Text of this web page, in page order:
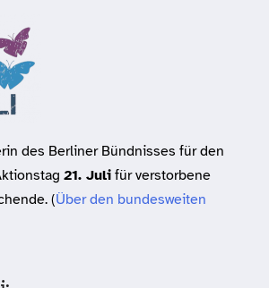
des Berliner Bündnisses für den
21. Julifür verstorbene
(Über den bundesweiten